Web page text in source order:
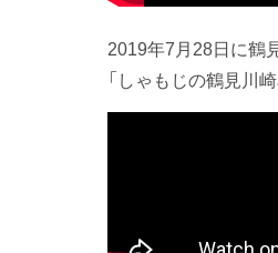
2019年7月28日に鶴
「しゃもじの鶴見川